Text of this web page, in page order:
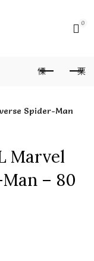
0
Marvel
– 80